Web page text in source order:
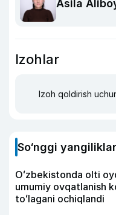
Asila
Izohlar
Izoh qoldirish
So‘nggi yangiliklar
Oʻzbekistonda olti
umumiy ovqatlanish
toʻlagani ochiqlandi